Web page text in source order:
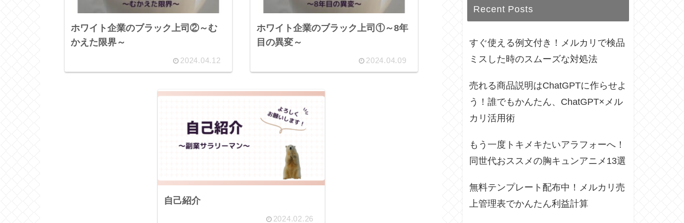
ホワイト企業のブラック上司②～む
かえた限界～
2024.04.12
ホワイト企業のブラック上司①～8年
目の異変～
2024.04.09
自己紹介
2024.02.26
Recent Posts
すぐ使える例文付き！メルカリで検品
ミスした時のスムーズな対処法
売れる商品説明はChatGPTに作らせよ
う！誰でもかんたん、ChatGPT×メル
カリ活用術
もう一度トキメキたいアラフォーへ！
同世代おススメの胸キュンアニメ13選
無料テンプレート配布中！メルカリ売
上管理表でかんたん利益計算